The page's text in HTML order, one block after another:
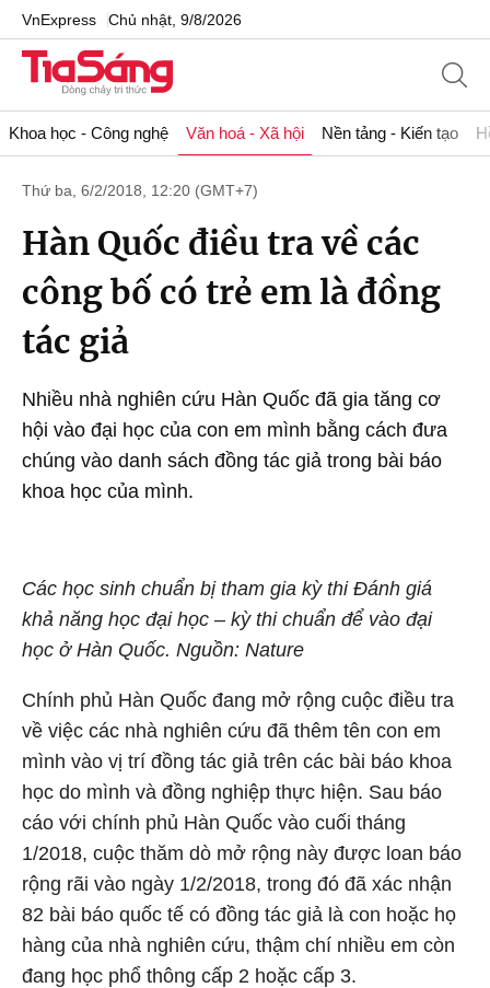
VnExpress Chủ nhật, 9/8/2026
Khoa học - Công nghệ Văn hoá - Xã hội Nền tảng - Kiến tạo
Thứ ba, 6/2/2018, 12:20 (GMT+7)
Hàn Quốc điều tra về các
công bố có trẻ em là đồng
tác giả
Nhiều nhà nghiên cứu Hàn Quốc đã gia tăng cơ
hội vào đại học của con em mình bằng cách đưa
chúng vào danh sách đồng tác giả trong bài báo
khoa học của mình.
Các học sinh chuẩn bị tham gia kỳ thi Đánh giá
khả năng học đại học – kỳ thi chuẩn để vào đại
học ở Hàn Quốc. Nguồn: Nature
Chính phủ Hàn Quốc đang mở rộng cuộc điều tra
về việc các nhà nghiên cứu đã thêm tên con em
mình vào vị trí đồng tác giả trên các bài báo khoa
học do mình và đồng nghiệp thực hiện. Sau báo
cáo với chính phủ Hàn Quốc vào cuối tháng
1/2018, cuộc thăm dò mở rộng này được loan báo
rộng rãi vào ngày 1/2/2018, trong đó đã xác nhận
82 bài báo quốc tế có đồng tác giả là con hoặc họ
hàng của nhà nghiên cứu, thậm chí nhiều em còn
đang học phổ thông cấp 2 hoặc cấp 3.